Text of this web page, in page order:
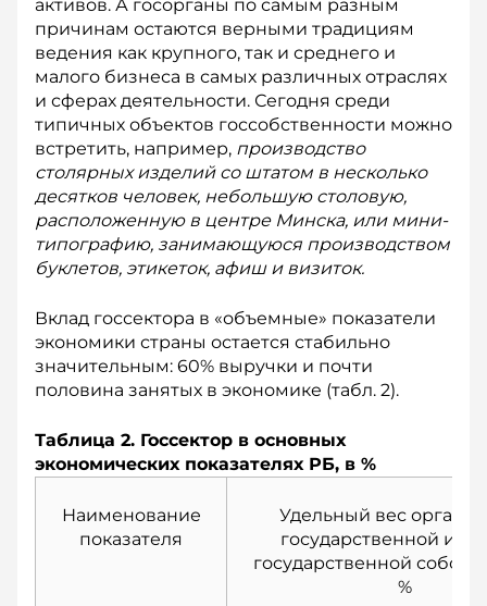
активов. А госорганы по самым разным
причинам остаются верными традициям
ведения как крупного, так и среднего и
малого бизнеса в самых различных отраслях
и сферах деятельности. Сегодня среди
типичных объектов госсобственности можно
встретить, например, производство
столярных изделий со штатом в несколько
десятков человек, небольшую столовую,
расположенную в центре Минска, или мини-
типографию, занимающуюся производством
буклетов, этикеток, афиш и визиток.
Вклад госсектора в «объемные» показатели
экономики страны остается стабильно
значительным: 60% выручки и почти
половина занятых в экономике (табл. 2).
Таблица 2. Госсектор в основных
экономических показателях РБ, в %
Наименование
показателя
Удельный вес
государственной и с
государственной
%